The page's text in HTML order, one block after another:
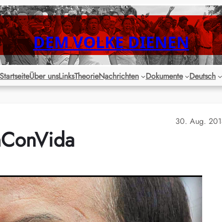
DEM VOLKE DIENEN
StartseiteÜber unsLinksTheorieNachrichten Dokumente Deutsch
30. Aug.